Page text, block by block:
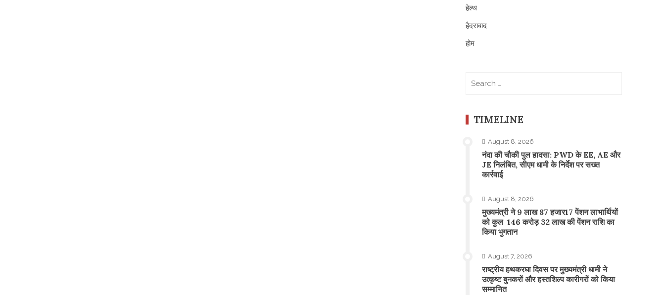
हेल्थ
हैदराबाद
होम
TIMELINE
August 8, 2026
नंदा की चौकी पुल हादसा: PWD के EE, AE और
JE निलंबित, सीएम धामी के निर्देश पर सख्त
कार्रवाई
August 8, 2026
मुख्यमंत्री ने 9 लाख 87 हजार17 पेंशन लाभार्थियों
को कुल 146 करोड़ 32 लाख की पेंशन राशि का
किया भुगतान
August 7, 2026
राष्ट्रीय हथकरघा दिवस पर मुख्यमंत्री धामी ने
उत्कृष्ट बुनकरों और हस्तशिल्प कारीगरों को किया
सम्मानित